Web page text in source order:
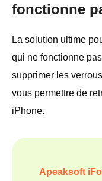
fonctionne
La solution ultime
qui ne fonctionne
supprimer les
vous permettre de
iPhone.
Apeaksoft